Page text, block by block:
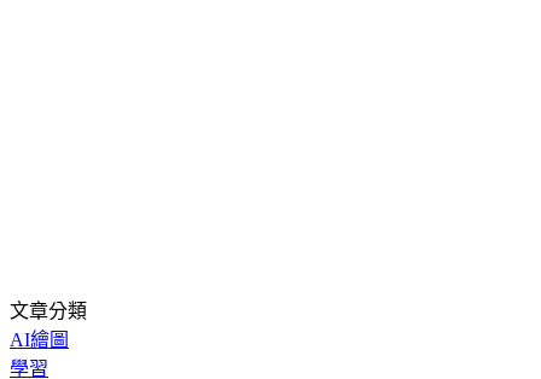
文章分類
AI繪圖
學習